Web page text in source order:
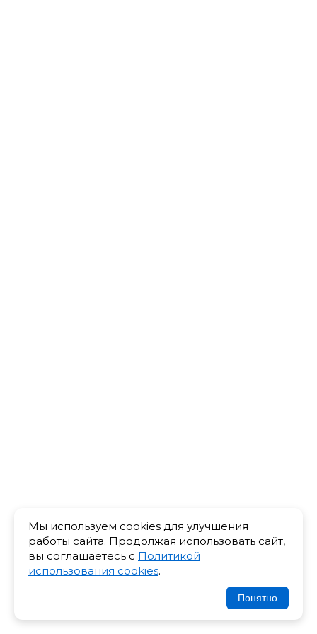
Мы используем cookies для улучшения
работы сайта. Продолжая использовать сайт,
вы соглашаетесь с Политикой
использования cookies.
Понятно